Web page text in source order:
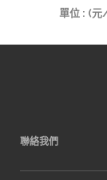
單位 : (
聯絡我們